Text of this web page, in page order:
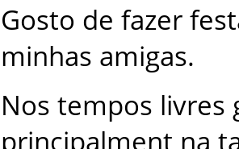
Gosto de fazer
minhas amigas.
Nos tempos livres
principalment na